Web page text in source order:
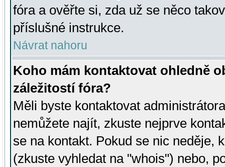
fóra a ověřte si, zda už se něco
příslušné instrukce.
Návrat nahoru
Koho mám kontaktovat ohledně
záležitostí fóra?
Měli byste kontaktovat
nemůžete najít, zkuste nejprve
se na kontakt. Pokud se nic neděje,
(zkuste vyhledat na "whois") nebo,